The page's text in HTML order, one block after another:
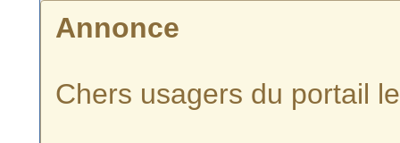
Annonce
Chers usagers du portail